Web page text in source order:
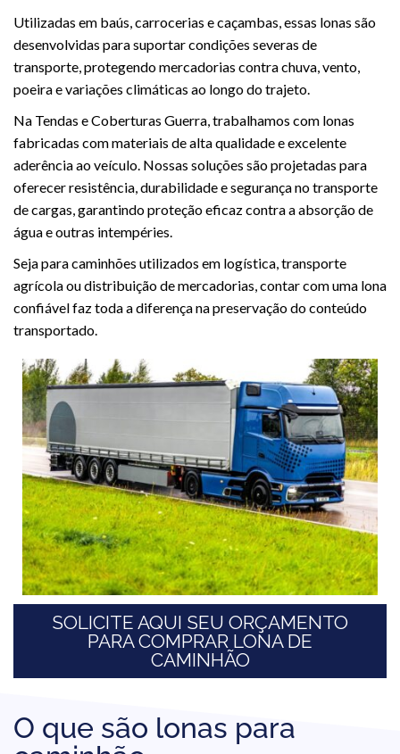
Utilizadas em baús, carrocerias e caçambas, essas lonas são
desenvolvidas para suportar condições severas de
transporte, protegendo mercadorias contra chuva, vento,
poeira e variações climáticas ao longo do trajeto.
Na Tendas e Coberturas Guerra, trabalhamos com lonas
fabricadas com materiais de alta qualidade e excelente
aderência ao veículo. Nossas soluções são projetadas para
oferecer resistência, durabilidade e segurança no transporte
de cargas, garantindo proteção eficaz contra a absorção de
água e outras intempéries.
Seja para caminhões utilizados em logística, transporte
agrícola ou distribuição de mercadorias, contar com uma lona
confiável faz toda a diferença na preservação do conteúdo
transportado.
SOLICITE AQUI SEU ORÇAMENTO
PARA COMPRAR LONA DE
CAMINHÃO
O que são lonas para